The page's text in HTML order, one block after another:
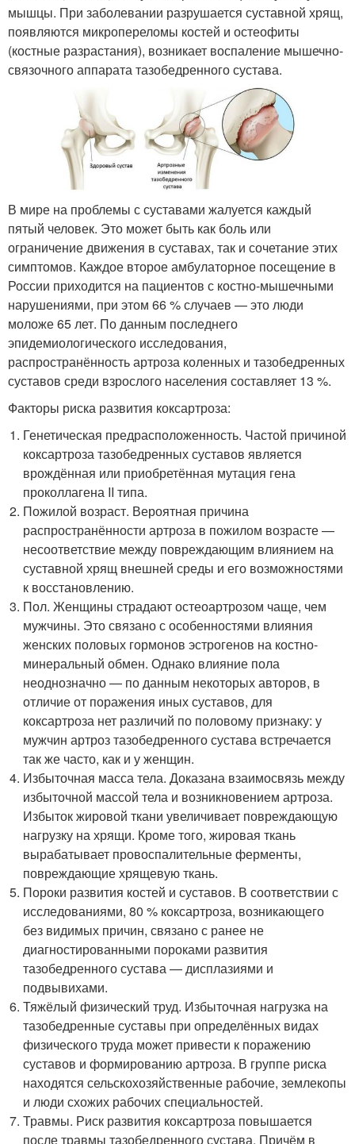
мышцы. При заболевании разрушается суставной хрящ,
появляются микропереломы костей и остеофиты
(костные разрастания), возникает воспаление мышечно-
связочного аппарата тазобедренного сустава.
В мире на проблемы с суставами жалуется каждый
пятый человек. Это может быть как боль или
ограничение движения в суставах, так и сочетание этих
симптомов. Каждое второе амбулаторное посещение в
России приходится на пациентов с костно-мышечными
нарушениями, при этом 66 % случаев — это люди
моложе 65 лет. По данным последнего
эпидемиологического исследования,
распространённость артроза коленных и тазобедренных
суставов среди взрослого населения составляет 13 %.
Факторы риска развития коксартроза:
Генетическая предрасположенность. Частой причиной
коксартроза тазобедренных суставов является
врождённая или приобретённая мутация гена
проколлагена II типа.
Пожилой возраст. Вероятная причина
распространённости артроза в пожилом возрасте —
несоответствие между повреждающим влиянием на
суставной хрящ внешней среды и его возможностями
к восстановлению.
Пол. Женщины страдают остеоартрозом чаще, чем
мужчины. Это связано с особенностями влияния
женских половых гормонов эстрогенов на костно-
минеральный обмен. Однако влияние пола
неоднозначно — по данным некоторых авторов, в
отличие от поражения иных суставов, для
коксартроза нет различий по половому признаку: у
мужчин артроз тазобедренного сустава встречается
так же часто, как и у женщин.
Избыточная масса тела. Доказана взаимосвязь между
избыточной массой тела и возникновением артроза.
Избыток жировой ткани увеличивает повреждающую
нагрузку на хрящи. Кроме того, жировая ткань
вырабатывает провоспалительные ферменты,
повреждающие хрящевую ткань.
Пороки развития костей и суставов. В соответствии с
исследованиями, 80 % коксартроза, возникающего
без видимых причин, связано с ранее не
диагностированными пороками развития
тазобедренного сустава — дисплазиями и
подвывихами.
Тяжёлый физический труд. Избыточная нагрузка на
тазобедренные суставы при определённых видах
физического труда может привести к поражению
суставов и формированию артроза. В группе риска
находятся сельскохозяйственные рабочие, землекопы
и люди схожих рабочих специальностей.
Травмы. Риск развития коксартроза повышается
после травмы тазобедренного сустава. Причём в